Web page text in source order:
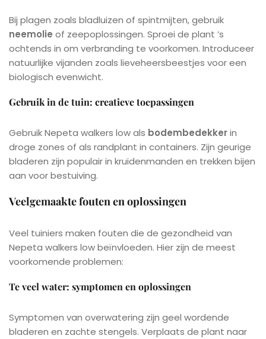
Bij plagen zoals bladluizen of spintmijten, gebruik
neemolie of zeepoplossingen. Sproei de plant ’s
ochtends in om verbranding te voorkomen. Introduceer
natuurlijke vijanden zoals lieveheersbeestjes voor een
biologisch evenwicht.
Gebruik in de tuin: creatieve toepassingen
Gebruik Nepeta walkers low als bodembedekkerin
droge zones of als randplant in containers. Zijn geurige
bladeren zijn populair in kruidenmanden en trekken bijen
aan voor bestuiving.
Veelgemaakte fouten en oplossingen
Veel tuiniers maken fouten die de gezondheid van
Nepeta walkers low beïnvloeden. Hier zijn de meest
voorkomende problemen:
Te veel water: symptomen en oplossingen
Symptomen van overwatering zijn geel wordende
bladeren en zachte stengels. Verplaats de plant naar